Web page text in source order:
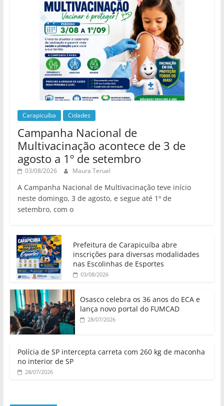
Carapicuíba Cidades
Campanha Nacional de
Multivacinação acontece de 3 de
agosto a 1º de setembro
03/08/2026 Maura Teruel
A Campanha Nacional de Multivacinação teve início
neste domingo, 3 de agosto, e segue até 1º de
setembro, com o
Prefeitura de Carapicuíba abre
inscrições para diversas modalidades
nas Escolinhas de Esportes
03/08/2026
Osasco celebra os 36 anos do ECA e
lança novo portal do FUMCAD
28/07/2026
Polícia de SP intercepta carreta com 260 kg de maconha
no interior de SP
28/07/2026